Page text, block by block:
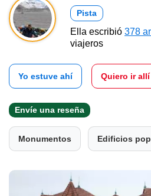
Pista
Ella escribió 378
viajeros
Yo estuve ahí Quiero ir allí
Envíe una reseña
Monumentos Edificios